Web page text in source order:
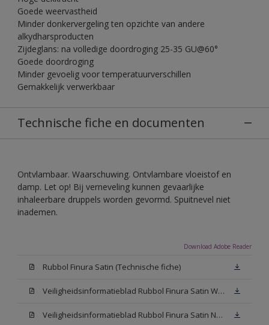
Goede weervastheid
Minder donkervergeling ten opzichte van andere
alkydharsproducten
Zijdeglans: na volledige doordroging 25-35 GU@60°
Goede doordroging
Minder gevoelig voor temperatuurverschillen
Gemakkelijk verwerkbaar
Technische fiche en documenten
Ontvlambaar. Waarschuwing. Ontvlambare vloeistof en
damp. Let op! Bij verneveling kunnen gevaarlijke
inhaleerbare druppels worden gevormd. Spuitnevel niet
inademen.
Download Adobe Reader
Rubbol Finura Satin (Technische fiche)
Veiligheidsinformatieblad Rubbol Finura Satin W05 (SDS)
Veiligheidsinformatieblad Rubbol Finura Satin N00 (SDS)